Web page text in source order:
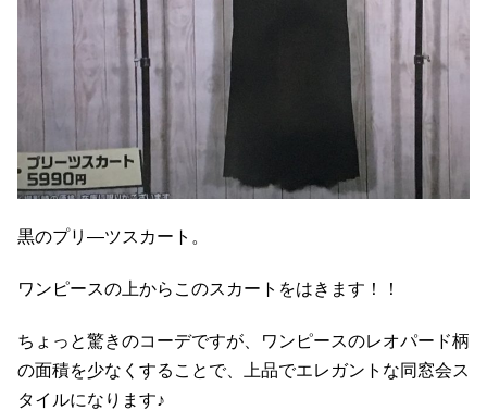
黒のプリ―ツスカート。
ワンピースの上からこのスカートをはきます！！
ちょっと驚きのコーデですが、ワンピースのレオパード柄
の面積を少なくすることで、上品でエレガントな同窓会ス
タイルになります♪